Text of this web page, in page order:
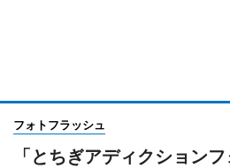
フォトフラッシュ
「とちぎアディクション